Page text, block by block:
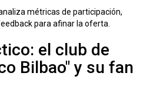
métricas de participación,
para afinar la oferta.
el club de
Bilbao" y su fan